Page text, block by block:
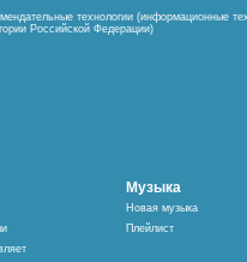
технологии (информационные
Российской Федерации)
Музыка
Новая музыка
Плейлист